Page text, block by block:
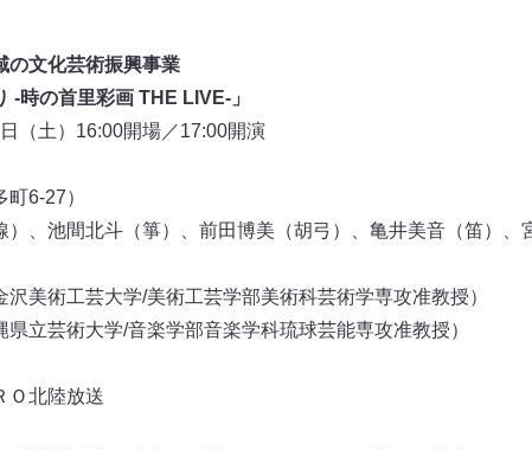
の文化芸術振興事業
-時の首里彩画 THE LIVE-」
（土）16:00開場／17:00開演
6-27）
）、池間北斗（箏）、前田博美（胡弓）、亀井美音（笛）、
美術工芸大学/美術工芸学部美術科芸術学専攻准教授）
立芸術大学/音楽学部音楽学科琉球芸能専攻准教授）
Ｏ北陸放送